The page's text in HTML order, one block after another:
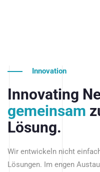
Innovation
Innovating
gemeinsam
Lösung.
Wir entwickeln nicht
Lösungen. Im engen